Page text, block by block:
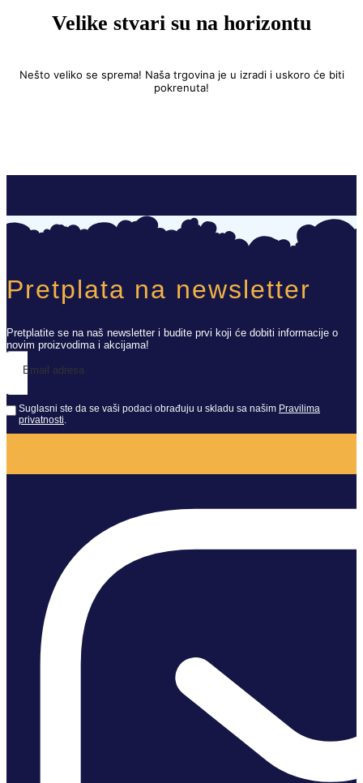
Velike stvari su na horizontu
Nešto veliko se sprema! Naša trgovina je u izradi i uskoro će biti
pokrenuta!
Pretplata na newsletter
Pretplatite se na naš newsletter i budite prvi koji će dobiti informacije o
novim proizvodima i akcijama!
Email adresa
Suglasni ste da se vaši podaci obrađuju u skladu sa našim Pravilima
privatnosti